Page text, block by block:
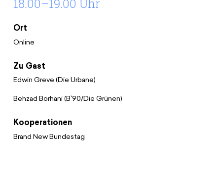
Europa Erleben
Bildungsreisen
News
Presse
Spenden
Suche
Cookie-Einstellungen
Datenschutz
Impressum
18.00–19.00 Uhr
Ort
Online
Zu Gast
Edwin Greve (Die Urbane)
Behzad Borhani (B`90/Die Grünen)
Kooperationen
Brand New Bundestag